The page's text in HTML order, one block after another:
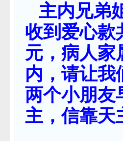
主内兄弟
收到爱心款
元，病人家
内，请让我
两个小朋友
主，信靠